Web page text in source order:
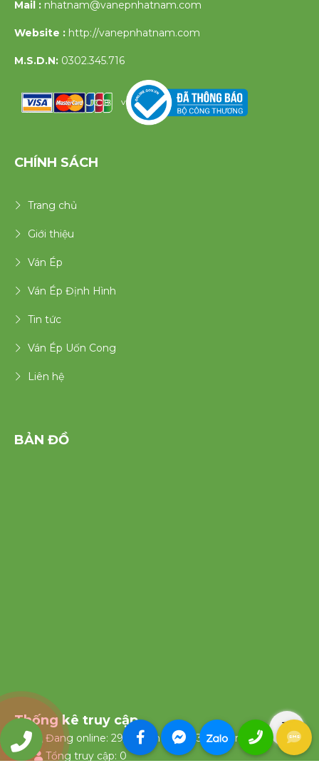
Mail : nhatnam@vanepnhatnam.com
Website : http://vanepnhatnam.com
M.S.D.N: 0302.345.716
v
CHÍNH SÁCH
Trang chủ
Giới thiệu
Ván Ép
Ván Ép Định Hình
Tin tức
Ván Ép Uốn Cong
Liên hệ
BẢN ĐỒ
Thống kê truy cập
Đang online: 29 Hôm nay: 1734
Hôm qua: 0
Tổng truy cập: 0
0903335658